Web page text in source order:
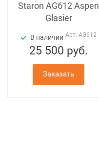
Staron AG612 Aspen
Glasier
В наличии Арт. AG612
25 500 руб.
Заказать